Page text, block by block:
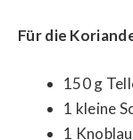
Für die
150 g
1 kleine
1